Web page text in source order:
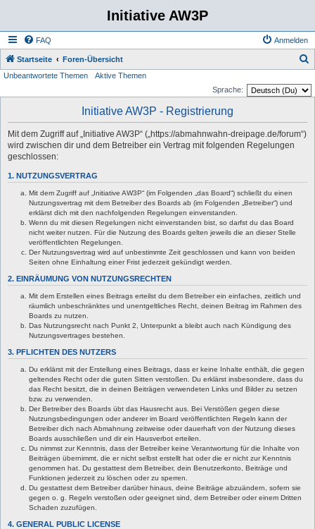
Initiative AW3P
FAQ Anmelden
Startseite Foren-Übersicht
Unbeantwortete Themen
Aktive Themen
Sprache:
Initiative AW3P - Registrierung
Mit dem Zugriff auf „Initiative AW3P“ („https://abmahnwahn-dreipage.de/forum“)
wird zwischen dir und dem Betreiber ein Vertrag mit folgenden Regelungen
geschlossen:
1. NUTZUNGSVERTRAG
Mit dem Zugriff auf „Initiative AW3P“ (im Folgenden „das Board“) schließt du einen
Nutzungsvertrag mit dem Betreiber des Boards ab (im Folgenden „Betreiber“) und
erklärst dich mit den nachfolgenden Regelungen einverstanden.
Wenn du mit diesen Regelungen nicht einverstanden bist, so darfst du das Board
nicht weiter nutzen. Für die Nutzung des Boards gelten jeweils die an dieser Stelle
veröffentlichten Regelungen.
Der Nutzungsvertrag wird auf unbestimmte Zeit geschlossen und kann von beiden
Seiten ohne Einhaltung einer Frist jederzeit gekündigt werden.
2. EINRÄUMUNG VON NUTZUNGSRECHTEN
Mit dem Erstellen eines Beitrags erteilst du dem Betreiber ein einfaches, zeitlich und
räumlich unbeschränktes und unentgeltliches Recht, deinen Beitrag im Rahmen des
Boards zu nutzen.
Das Nutzungsrecht nach Punkt 2, Unterpunkt a bleibt auch nach Kündigung des
Nutzungsvertrages bestehen.
3. PFLICHTEN DES NUTZERS
Du erklärst mit der Erstellung eines Beitrags, dass er keine Inhalte enthält, die gegen
geltendes Recht oder die guten Sitten verstoßen. Du erklärst insbesondere, dass du
das Recht besitzt, die in deinen Beiträgen verwendeten Links und Bilder zu setzen
bzw. zu verwenden.
Der Betreiber des Boards übt das Hausrecht aus. Bei Verstößen gegen diese
Nutzungsbedingungen oder anderer im Board veröffentlichten Regeln kann der
Betreiber dich nach Abmahnung zeitweise oder dauerhaft von der Nutzung dieses
Boards ausschließen und dir ein Hausverbot erteilen.
Du nimmst zur Kenntnis, dass der Betreiber keine Verantwortung für die Inhalte von
Beiträgen übernimmt, die er nicht selbst erstellt hat oder die er nicht zur Kenntnis
genommen hat. Du gestattest dem Betreiber, dein Benutzerkonto, Beiträge und
Funktionen jederzeit zu löschen oder zu sperren.
Du gestattest dem Betreiber darüber hinaus, deine Beiträge abzuändern, sofern sie
gegen o. g. Regeln verstoßen oder geeignet sind, dem Betreiber oder einem Dritten
Schaden zuzufügen.
4. GENERAL PUBLIC LICENSE